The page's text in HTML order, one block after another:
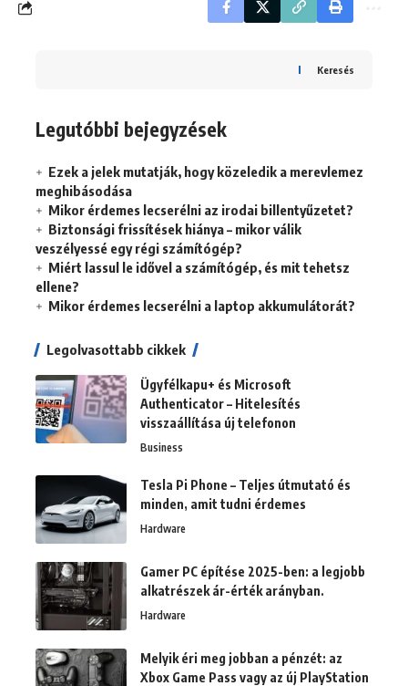
Keresés
Legutóbbi bejegyzések
Ezek a jelek mutatják, hogy közeledik a merevlemez
meghibásodása
Mikor érdemes lecserélni az irodai billentyűzetet?
Biztonsági frissítések hiánya – mikor válik
veszélyessé egy régi számítógép?
Miért lassul le idővel a számítógép, és mit tehetsz
ellene?
Mikor érdemes lecserélni a laptop akkumulátorát?
Legolvasottabb cikkek
Ügyfélkapu+ és Microsoft
Authenticator – Hitelesítés
visszaállítása új telefonon
Business
Tesla Pi Phone – Teljes útmutató és
minden, amit tudni érdemes
Hardware
Gamer PC építése 2025-ben: a legjobb
alkatrészek ár-érték arányban.
Hardware
Melyik éri meg jobban a pénzét: az
Xbox Game Pass vagy az új PlayStation